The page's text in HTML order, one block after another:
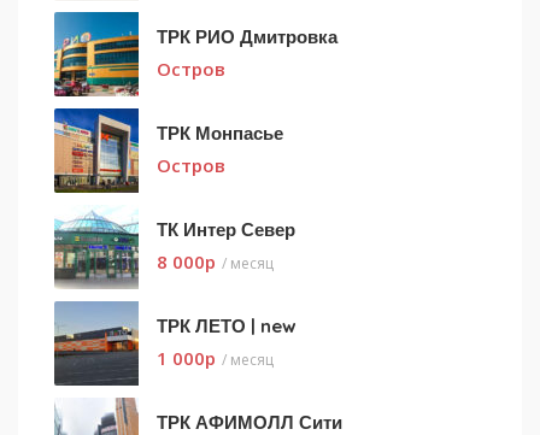
ТРК РИО Дмитровка
Остров
ТРК Монпасье
Остров
ТК Интер Север
8 000p / месяц
ТРК ЛЕТО | new
1 000p / месяц
ТРК АФИМОЛЛ Сити